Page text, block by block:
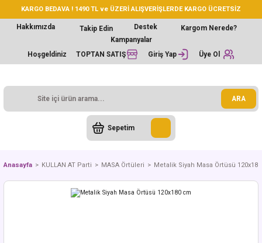
KARGO BEDAVA ! 1490 TL ve ÜZERİ ALIŞVERİŞLERDE KARGO ÜCRETSİZ
Hakkımızda Takip Edin Destek
Kargom Nerede?
Kampanyalar
Hoşgeldiniz
TOPTAN SATIŞ Giriş Yap Üye Ol
ARA
Sepetim
Anasayfa KULLAN AT Parti MASA Örtüleri Metalik Siyah Masa Örtüsü